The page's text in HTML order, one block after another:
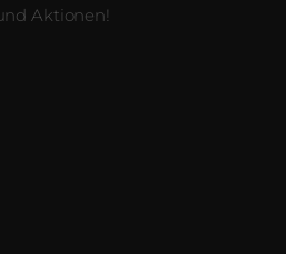
Aktionen!